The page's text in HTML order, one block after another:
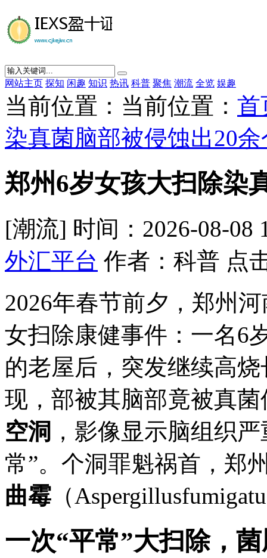
网站主页 探知 闲趣 知识 热讯 科普 聚焦 潮流 全览 娱趣
当前位置：当前位置： 首
染真菌脑部被侵蚀出20
郑州6岁女孩大扫除染
[潮流] 时间：2026-08-08
外汇平台 作者：科普 点
2026年春节前夕，郑州
女扫除康健事件：一名6
的老屋后，突发继续高烧
现，部被其脑部竟被真菌
空洞 ，影像显示脑组织
常”。个洞罪魁祸首，郑
曲霉 （
一次“平常”大扫除，